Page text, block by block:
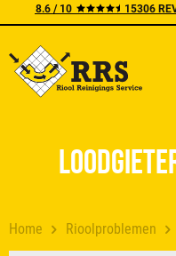
8.6 / 10 15306
Home Rioolproblemen